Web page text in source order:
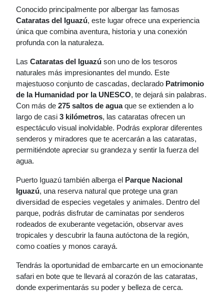
Conocido principalmente por albergar las famosas
Cataratas del Iguazú, este lugar ofrece una experiencia
única que combina aventura, historia y una conexión
profunda con la naturaleza.
Las Cataratas del Iguazú son uno de los tesoros
naturales más impresionantes del mundo. Este
majestuoso conjunto de cascadas, declarado Patrimonio
de la Humanidad por la UNESCO, te dejará sin palabras.
Con más de 275 saltos de aguaque se extienden a lo
largo de casi 3 kilómetros, las cataratas ofrecen un
espectáculo visual inolvidable. Podrás explorar diferentes
senderos y miradores que te acercarán a las cataratas,
permitiéndote apreciar su grandeza y sentir la fuerza del
agua.
Puerto Iguazú también alberga el Parque Nacional
Iguazú, una reserva natural que protege una gran
diversidad de especies vegetales y animales. Dentro del
parque, podrás disfrutar de caminatas por senderos
rodeados de exuberante vegetación, observar aves
tropicales y descubrir la fauna autóctona de la región,
como coatíes y monos carayá.
Tendrás la oportunidad de embarcarte en un emocionante
safari en bote que te llevará al corazón de las cataratas,
donde experimentarás su poder y belleza de cerca.